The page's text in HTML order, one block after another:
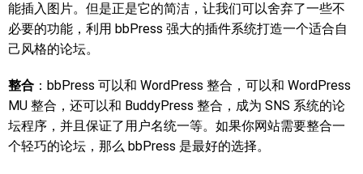
能插入图片。但是正是它的简洁，让我们可以舍弃了一些不
必要的功能，利用 bbPress 强大的插件系统打造一个适合自
己风格的论坛。
整合 ：bbPress 可以和 WordPress 整合，可以和 WordPress
MU 整合，还可以和 BuddyPress 整合，成为 SNS 系统的论
坛程序，并且保证了用户名统一等。如果你网站需要整合一
个轻巧的论坛，那么 bbPress 是最好的选择。